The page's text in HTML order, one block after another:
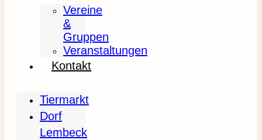
Vereine
&
Gruppen
Veranstaltungen
Kontakt
Tiermarkt
Dorf
Lembeck